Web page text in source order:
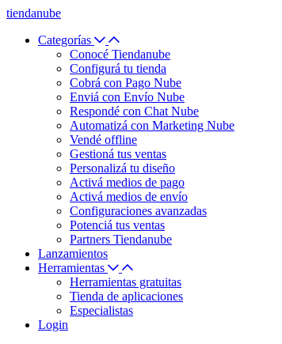
tiendanube
Categorías
Conocé Tiendanube
Configurá tu tienda
Cobrá con Pago Nube
Enviá con Envío Nube
Respondé con Chat Nube
Automatizá con Marketing Nube
Vendé offline
Gestioná tus ventas
Personalizá tu diseño
Activá medios de pago
Activá medios de envío
Configuraciones avanzadas
Potenciá tus ventas
Partners Tiendanube
Lanzamientos
Herramientas
Herramientas gratuitas
Tienda de aplicaciones
Especialistas
Login